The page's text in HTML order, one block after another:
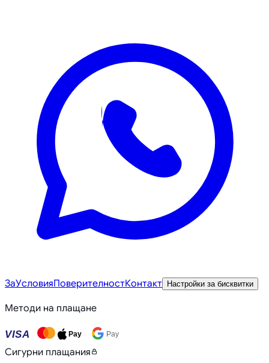
ЗаУсловияПоверителностКонтакт Настройки за бисквитки
Методи на плащане
VISA Pay Pay
Сигурни плащания